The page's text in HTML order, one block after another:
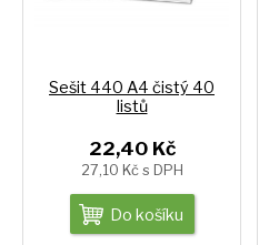
Sešit 440 A4 čistý 40
listů
22,40 Kč
27,10 Kč s DPH
Do košíku